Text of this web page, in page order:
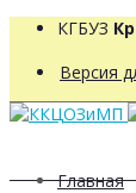
КГБУЗ
Версия
Главная